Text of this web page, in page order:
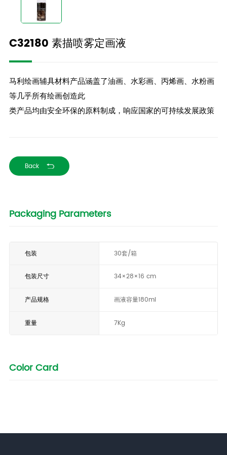
C32180 素描喷雾定画液
马利绘画辅具材料产品涵盖了油画、水彩画、丙烯画、水粉画
等几乎所有绘画创造此
类产品均由安全环保的原料制成，响应国家的可持续发展政策
Back
Packaging Parameters
包装 30套/箱
包装尺寸 34×28×16 cm
产品规格 画液容量180ml
重量 7Kg
Color Card